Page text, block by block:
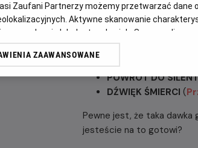
Start:13.02.2026, godz.
Zagramy:
SKAŻENIE
POWRÓT DO
DŹWIĘK ŚMIERCI (
Pewne jest, że taka dawka
jesteście na to gotowi?
Zaufani Partnerzy możemy przetwarzać dane
Aktywne skanowanie
urządzeniu lub dostęp do nich.
i ulepszanie usług.
Partnerów
ZAAWANSOWANE